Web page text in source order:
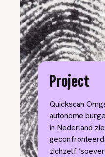
Project
Quickscan
autonome
in Nederland
zichzelf